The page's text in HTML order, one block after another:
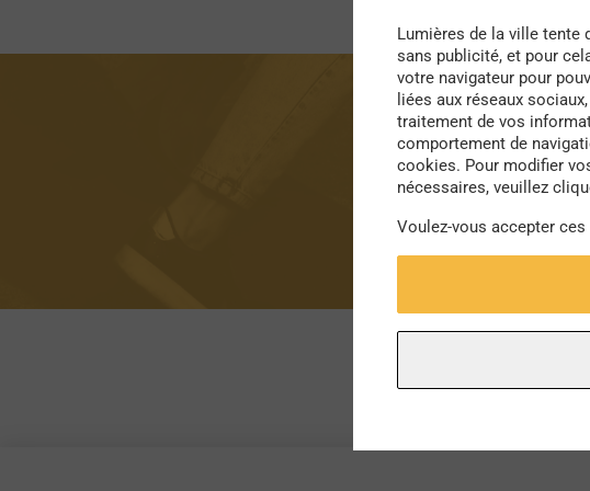
Lumières de la ville tente
sans publicité, et pour
votre navigateur pour
liées aux réseaux
traitement de vos
comportement de
cookies. Pour modifier
nécessaires, veuillez
Voulez-vous accepter